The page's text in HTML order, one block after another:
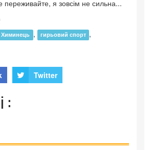
я зовсім не сильна...
Химинець , гирьовий спорт ,
Twitter
: